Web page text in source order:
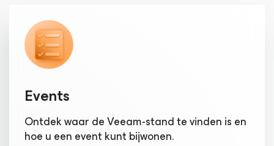
Events
Ontdek waar de Veeam-stand te vinden is en
hoe u een event kunt bijwonen.